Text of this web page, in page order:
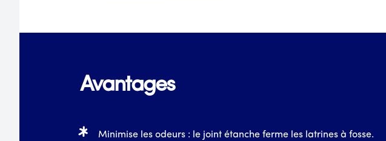
Avantages
Minimise les odeurs : le joint étanche ferme les latrines à fosse.